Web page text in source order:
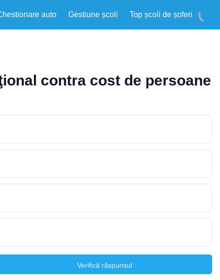
auto Gestiune școli Top școli de șoferi
contra cost de persoane
Verifică răspunsul